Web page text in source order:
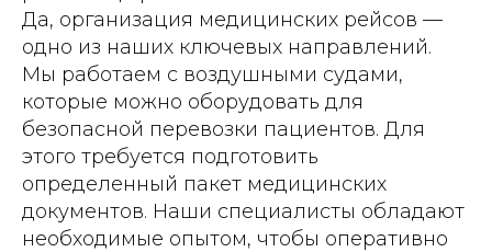
Да, организация медицинских рейсов —
одно из наших ключевых направлений.
Мы работаем с воздушными судами,
которые можно оборудовать для
безопасной перевозки пациентов. Для
этого требуется подготовить
определенный пакет медицинских
документов. Наши специалисты обладают
необходимые опытом, чтобы оперативно